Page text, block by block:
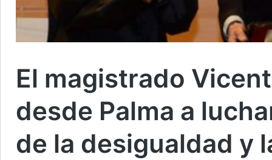
El magistrado
desde Palma a
de la desigualdad y